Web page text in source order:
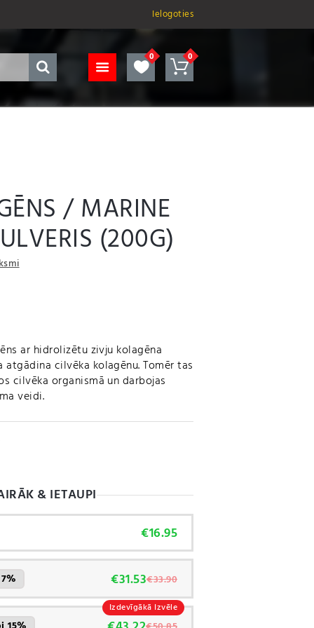
Ielogoties
/ MARINE
(200G)
ar hidrolizētu zivju kolagēna
cilvēka kolagēnu. Tomēr tas
cilvēka organismā un darbojas
veidi.
& IETAUPI
€16.95
€31.53€33.90
Izdevīgākā Izvēle